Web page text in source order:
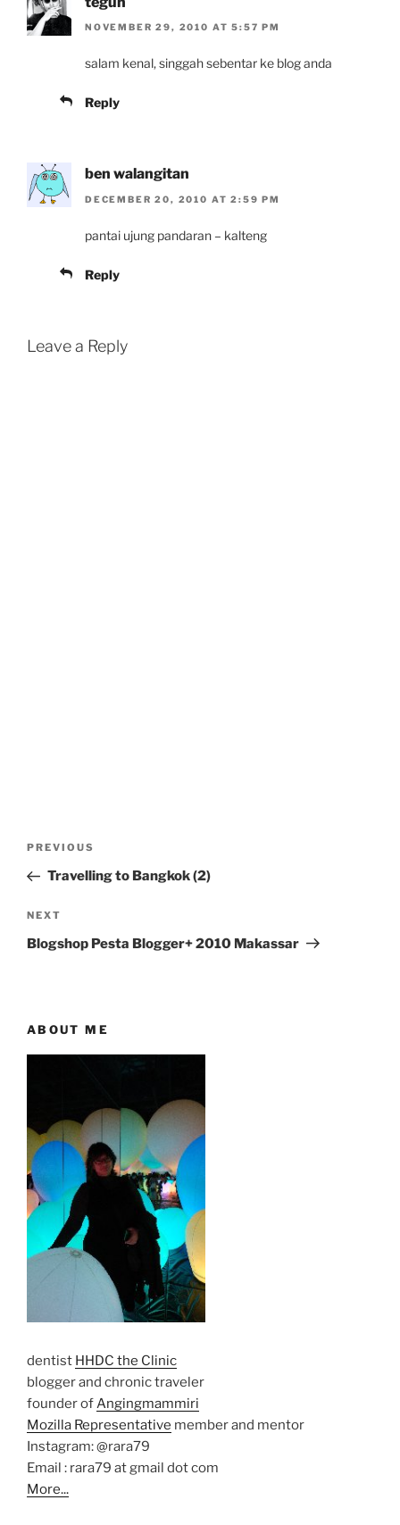
NOVEMBER 29, 2010 AT 5:57 PM
salam kenal, singgah sebentar ke blog anda
Reply
ben walangitan
DECEMBER 20, 2010 AT 2:59 PM
pantai ujung pandaran – kalteng
Reply
Leave a Reply
Previous
Post
PREVIOUS
Travelling to Bangkok (2)
Next
Post
NEXT
Blogshop Pesta Blogger+ 2010 Makassar
ABOUT ME
dentist HHDC the Clinic
blogger and chronic traveler
founder ofAngingmammiri
Mozilla Representative member and mentor
Instagram: @rara79
Email : rara79 at gmail dot com
More...